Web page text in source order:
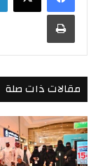
طباعة
مقالات ذات صلة